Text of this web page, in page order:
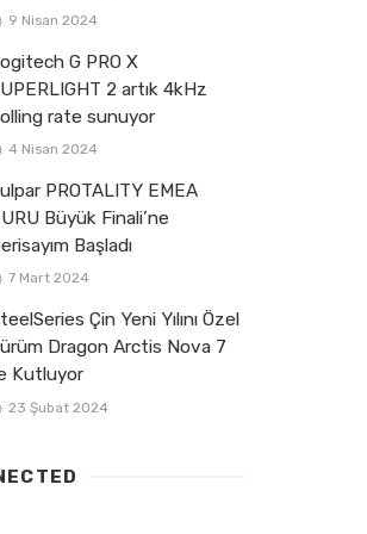
9 Nisan 2024
G PRO X
2 artık 4kHz
rate sunuyor
4 Nisan 2024
PROTALITY EMEA
Büyük Finali’ne
Başladı
7 Mart 2024
Çin Yeni Yılını Özel
Dragon Arctis Nova 7
Kutluyor
23 Şubat 2024